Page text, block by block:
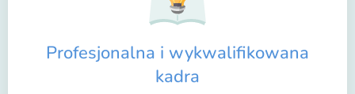
Profesjonalna i wykwalifikowana
kadra